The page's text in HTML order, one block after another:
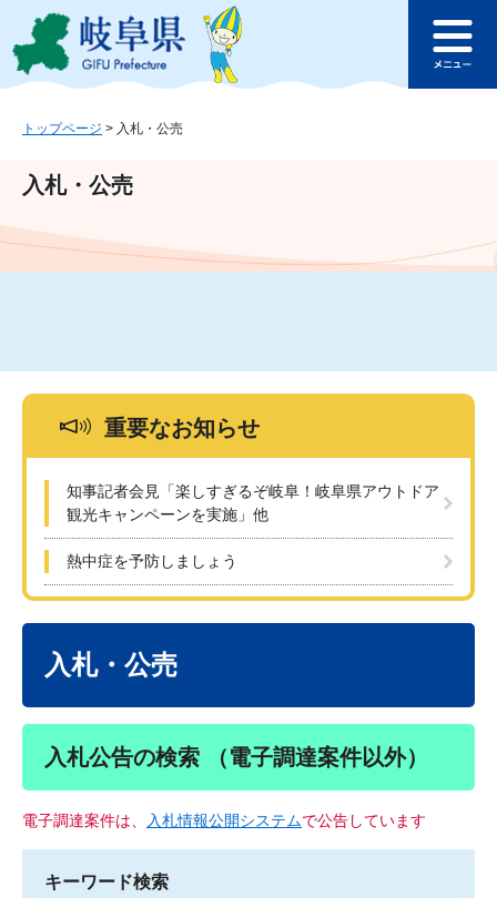
ジ
ュ
文
このページの本文へ
ュ
トップページ > 入札・公売
入札・公売
重要なお知らせ
知事記者会見「楽しすぎるぞ岐阜！岐阜県アウトドア
観光キャンペーンを実施」他
熱中症を予防しましょう
入札・公売
入札公告の検索 （電子調達案件以外）
電子調達案件は、 入札情報公開システムで公告しています
キーワード検索